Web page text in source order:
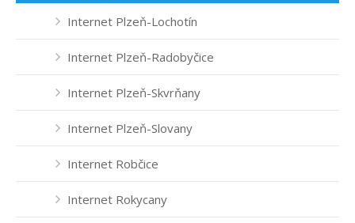
Internet Plzeň-Lochotín
Internet Plzeň-Radobyčice
Internet Plzeň-Skvrňany
Internet Plzeň-Slovany
Internet Robčice
Internet Rokycany